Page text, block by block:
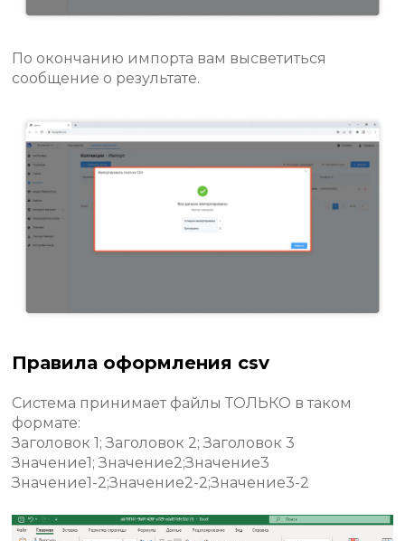
По окончанию импорта вам высветиться
сообщение о результате.
Правила оформления csv
Cистема принимает файлы ТОЛЬКО в таком
формате:
Заголовок 1; Заголовок 2; Заголовок 3
Значение1; Значение2;Значение3
Значение1-2;Значение2-2;Значение3-2